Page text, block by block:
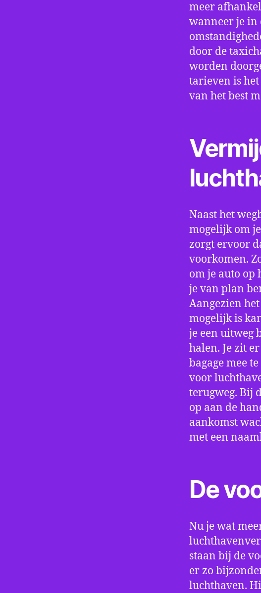
meer
wanneer je in
door de
worden
tarieven is
van het best
Naast het
mogelijk om
zorgt ervoor
voorkomen.
om je auto op
je van plan
Aangezien
mogelijk is
je een uitweg
halen. Je zit
bagage mee
voor
terugweg. Bij
op aan de
aankomst
met een
De
Nu je wat
staan bij de
er zo
luchthaven.